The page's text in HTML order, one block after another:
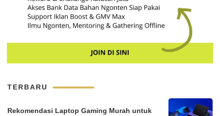
TERBARU
Rekomendasi Laptop Gaming Murah untuk